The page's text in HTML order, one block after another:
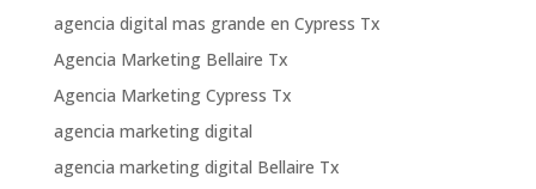
agencia digital mas grande en Cypress Tx
Agencia Marketing Bellaire Tx
Agencia Marketing Cypress Tx
agencia marketing digital
agencia marketing digital Bellaire Tx